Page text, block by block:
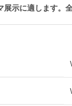
示に適します。